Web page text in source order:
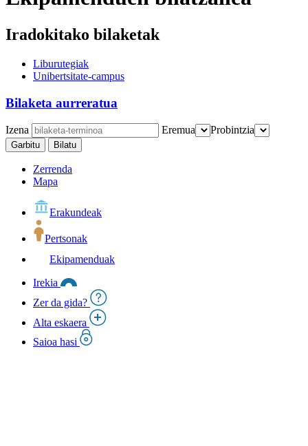
Iradokitako bilaketak
Liburutegiak
Unibertsitate-campus
Bilaketa aurreratua
Izena Eremua Probintzia
Garbitu Bilatu
Zerrenda
Mapa
Erakundeak
Pertsonak
Ekipamenduak
Irekia
Zer da gida?
Alta eskaera
Saioa hasi